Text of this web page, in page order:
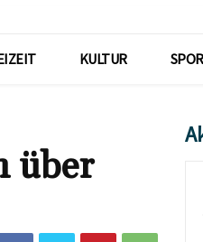
KULTUR
über